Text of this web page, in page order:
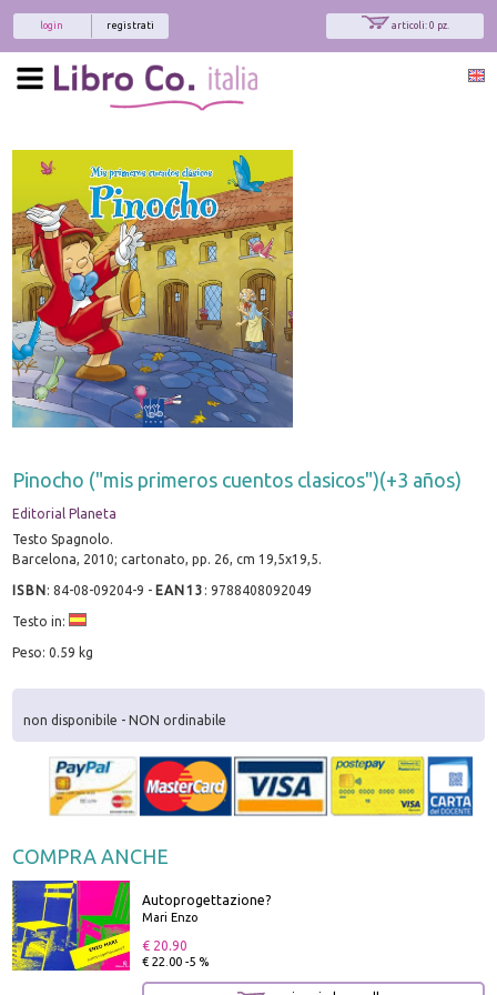
articoli: 0 pz.
registrati
login
Pinocho ("mis primeros cuentos clasicos")(+3 años)
Editorial Planeta
Testo Spagnolo.
Barcelona, 2010; cartonato, pp. 26, cm 19,5x19,5.
ISBN:84-08-09204-9 - EAN13 :9788408092049
Testo in:
Peso: 0.59 kg
non disponibile - NON ordinabile
COMPRA ANCHE
Autoprogettazione?
Mari Enzo
€ 20.90
€ 22.00 -5 %